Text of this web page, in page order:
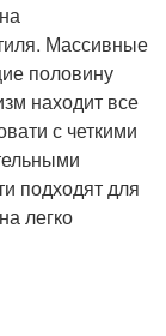
Массивные
половину
находит все
с четкими
подходят для
легко